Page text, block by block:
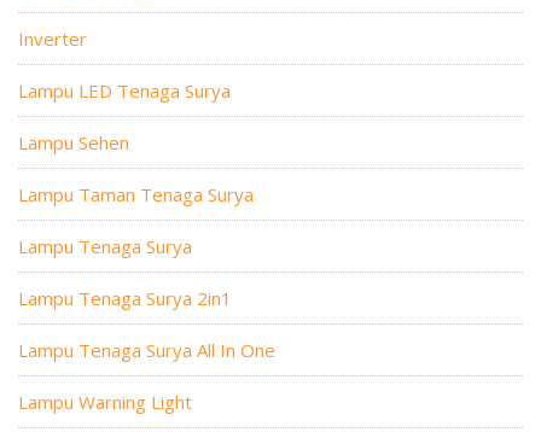
Inverter
Lampu LED Tenaga Surya
Lampu Sehen
Lampu Taman Tenaga Surya
Lampu Tenaga Surya
Lampu Tenaga Surya 2in1
Lampu Tenaga Surya All In One
Lampu Warning Light